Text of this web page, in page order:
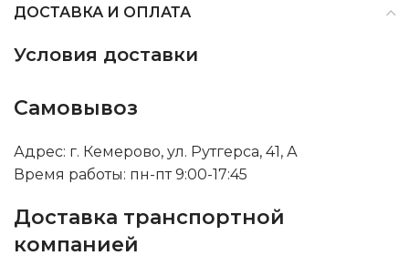
ДОСТАВКА И ОПЛАТА
Условия доставки
Самовывоз
Адрес: г. Кемерово, ул. Рутгерса, 41, А
Время работы: пн-пт 9:00-17:45
Доставка транспортной
компанией